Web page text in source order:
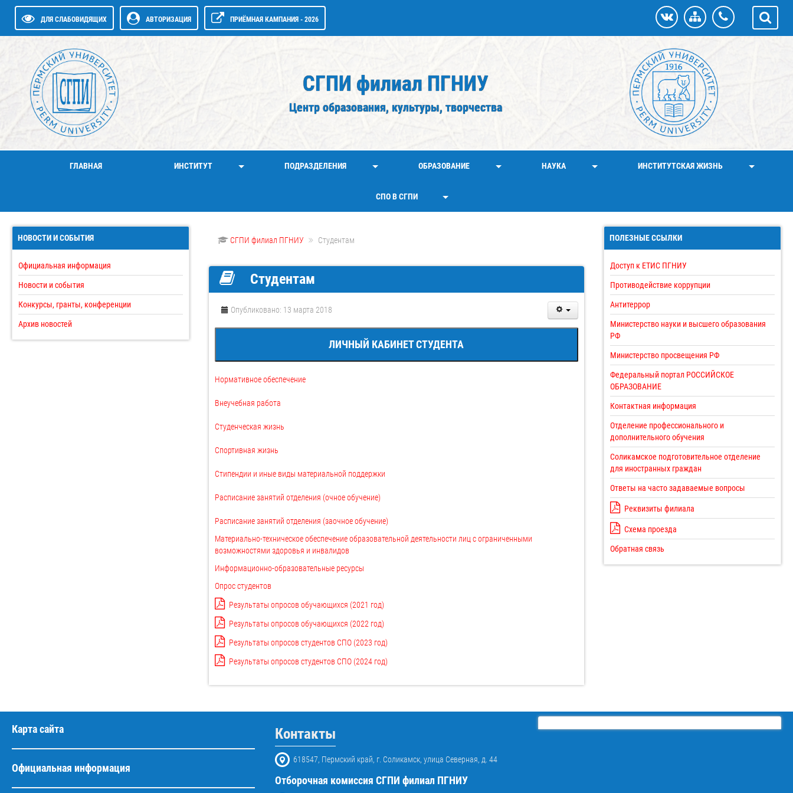
ДЛЯ СЛАБОВИДЯЩИХ АВТОРИЗАЦИЯ ПРИЁМНАЯ КАМПАНИЯ - 2026
СГПИ филиал ПГНИУ
Центр образования, культуры, творчества
ГЛАВНАЯ ИНСТИТУТ ПОДРАЗДЕЛЕНИЯ ОБРАЗОВАНИЕ НАУКА ИНСТИТУТСКАЯ ЖИЗНЬ
СПО В СГПИ
НОВОСТИ И СОБЫТИЯ
Официальная информация
Новости и события
Конкурсы, гранты, конференции
Архив новостей
СГПИ филиал ПГНИУ Студентам
Студентам
Опубликовано: 13 марта 2018
ЛИЧНЫЙ КАБИНЕТ СТУДЕНТА
Нормативное обеспечение
Внеучебная работа
Студенческая жизнь
Спортивная жизнь
Стипендии и иные виды материальной поддержки
Расписание занятий отделения (очное обучение)
Расписание занятий отделения (заочное обучение)
Материально-техническое обеспечение образовательной деятельности лиц с ограниченными
возможностями здоровья и инвалидов
Информационно-образовательные ресурсы
Опрос студентов
Результаты опросов обучающихся (2021 год)
Результаты опросов обучающихся (2022 год)
Результаты опросов студентов СПО (2023 год)
Результаты опросов студентов СПО (2024 год)
ПОЛЕЗНЫЕ ССЫЛКИ
Доступ к ЕТИС ПГНИУ
Противодействие коррупции
Антитеррор
Министерство науки и высшего образования
РФ
Министерство просвещения РФ
Федеральный портал РОССИЙСКОЕ
ОБРАЗОВАНИЕ
Контактная информация
Отделение профессионального и
дополнительного обучения
Соликамское подготовительное отделение
для иностранных граждан
Ответы на часто задаваемые вопросы
Реквизиты филиала
Схема проезда
Обратная связь
Карта сайта
Официальная информация
Контакты
618547, Пермский край, г. Соликамск, улица Северная, д. 44
Отборочная комиссия СГПИ филиал ПГНИУ